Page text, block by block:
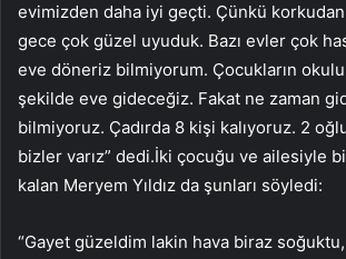
evimizden daha iyi geçti. Çünkü korkudan
gece çok güzel uyuduk. Bazı evler çok
eve döneriz bilmiyorum. Çocukların
şekilde eve gideceğiz. Fakat ne zaman
bilmiyoruz. Çadırda 8 kişi kalıyoruz. 2
bizler varız” dedi.İki çocuğu ve ailesiyle
kalan Meryem Yıldız da şunları söyledi:
“Gayet güzeldim lakin hava biraz